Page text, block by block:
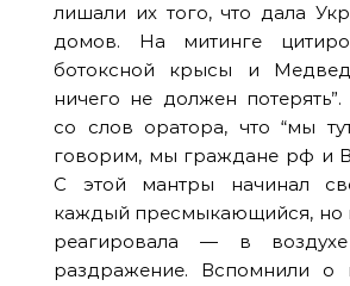
лишали их того, что дала
домов. На митинге
ботоксной крысы и
ничего не должен
со слов оратора, что “мы
говорим, мы граждане рф и
С этой мантры начинал
каждый пресмыкающийся, но
реагировала — в воздухе
раздражение. Вспомнили о